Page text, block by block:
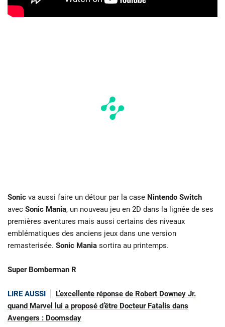
Sonic va aussi faire un détour par la case Nintendo Switch
avec Sonic Mania, un nouveau jeu en 2D dans la lignée de ses
premières aventures mais aussi certains des niveaux
emblématiques des anciens jeux dans une version
remasterisée. Sonic Mania sortira au printemps.
Super Bomberman R
LIRE AUSSI
L’excellente réponse de Robert Downey Jr.
quand Marvel lui a proposé d’être Docteur Fatalis dans
Avengers : Doomsday